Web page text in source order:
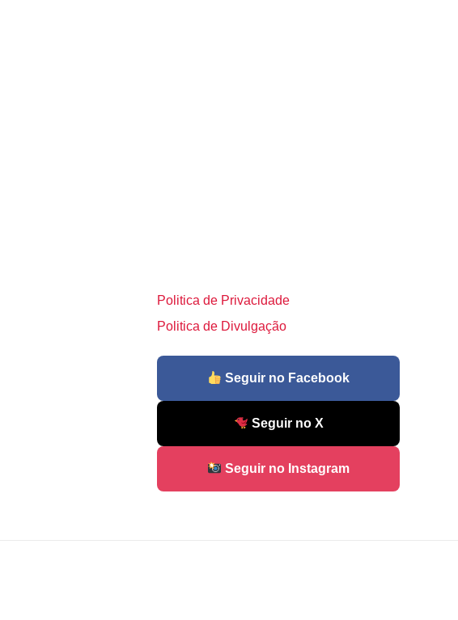
Politica de Privacidade
Politica de Divulgação
Seguir no Facebook
Seguir no X
Seguir no Instagram